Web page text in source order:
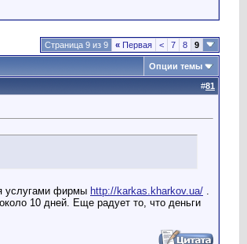
Страница 9 из 9 « Первая < 7 8 9
Опции темы
#81
услугами фирмы http://karkas.kharkov.ua/ .
10 дней. Еще радует то, что деньги